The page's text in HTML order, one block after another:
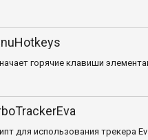
горячие клавиши
для использования трекера